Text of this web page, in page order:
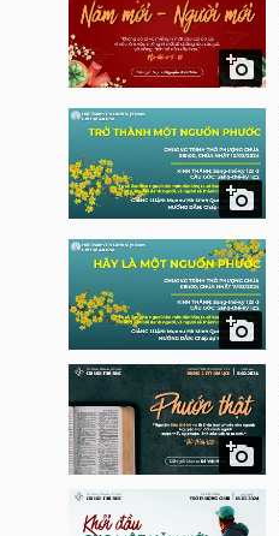



